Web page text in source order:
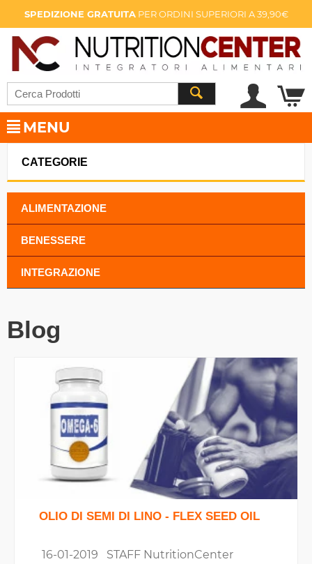
SPEDIZIONE GRATUITAPER ORDINI SUPERIORI A 39,90€
MENU
CATEGORIE
ALIMENTAZIONE
BENESSERE
INTEGRAZIONE
Blog
OLIO DI SEMI DI LINO - FLEX SEED OIL
16-01-2019
STAFF NutritionCenter